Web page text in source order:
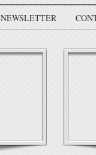
NEWSLETTER